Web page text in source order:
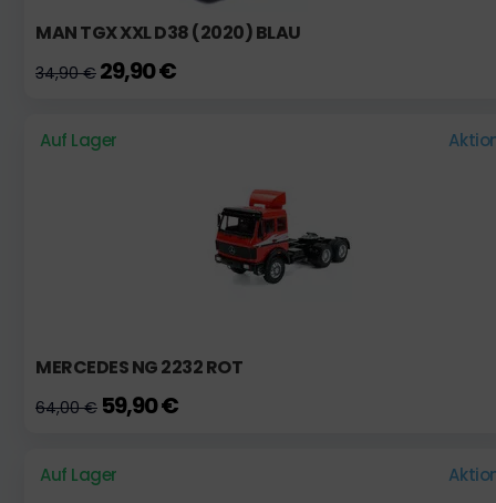
MAN TGX XXL D38 (2020) BLAU
34,90 € 29,90 €
Auf Lager
MERCEDES NG 2232 ROT
64,00 € 59,90 €
Auf Lager